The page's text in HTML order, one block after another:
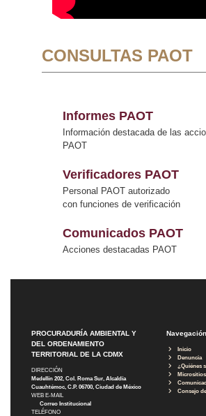
CONSULTAS PAOT
Informes PAOT
Información destacada de las
PAOT
Verificadores PAOT
Personal PAOT autorizado
con funciones de verificación
Comunicados PAOT
Acciones destacadas PAOT
PROCURADURÍA AMBIENTAL Y
DEL ORDENAMIENTO
TERRITORIAL DE LA CDMX
DIRECCIÓN
Medellín 202, Col. Roma Sur, Alcaldía
Cuauhtémoc, C.P. 06700, Ciudad de México
WEB E-MAIL
Correo Institucional
TELÉFONO
Navegación
Inicio
Denuncia
¿Quiénes
Micrositios
Consejo